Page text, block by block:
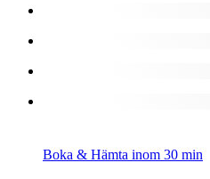
Boka & Hämta inom 30 min